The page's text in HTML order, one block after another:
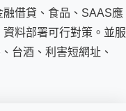
借貸、食品、SAAS應
料部署可行對策。並服
台酒、利害短網址、